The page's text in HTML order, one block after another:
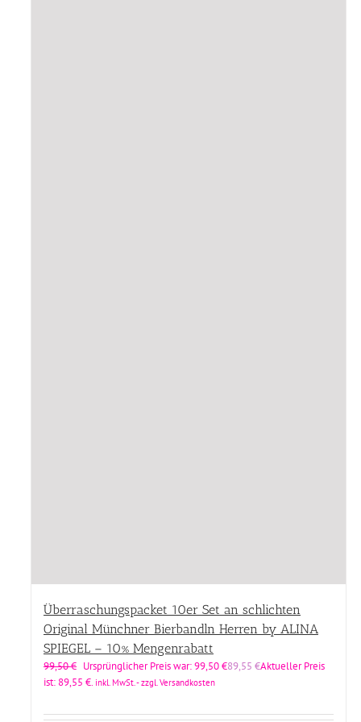
Überraschungspacket 10er Set an schlichten
Original Münchner Bierbandln Herren by ALINA
SPIEGEL – 10% Mengenrabatt
99,50€ Ursprünglicher Preis war: 99,50 €89,55 €Aktueller Preis
ist: 89,55 €. inkl. MwSt. - zzgl. Versandkosten